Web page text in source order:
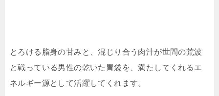
とろける脂身の甘みと、混じり合う肉汁が世間の荒波
と戦っている男性の乾いた胃袋を、満たしてくれるエ
ネルギー源として活躍してくれます。